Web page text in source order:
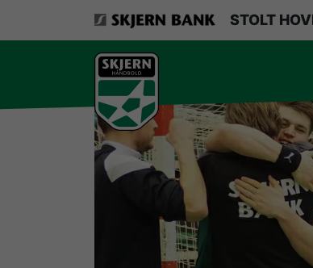
STOLT
Sponsorer
Billetsalg /
Presse
Samarbejdsklubber